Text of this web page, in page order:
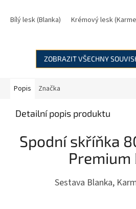
Bílý lesk (Blanka) Krémový lesk
ZOBRAZIT VŠECHNY
Popis Značka
Detailní popis produktu
Spodní skříňka
Premium
Sestava Blanka,